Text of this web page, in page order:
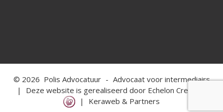
© 2026 Polis Advocatuur - Advocaat voor intermediairs
|
Deze website is gerealiseerd door Echelon Creations
|
Keraweb & Partners